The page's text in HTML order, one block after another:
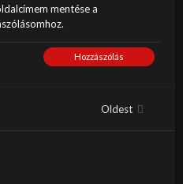
mentése a
Hozzászólás
Oldest